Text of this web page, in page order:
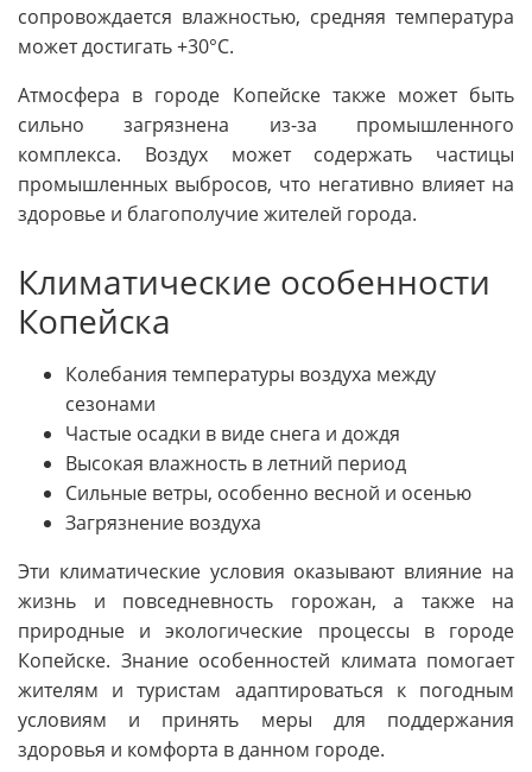
сопровождается влажностью, средняя температура
может достигать +30°C.
Атмосфера в городе Копейске также может быть
сильно загрязнена из-за промышленного
комплекса. Воздух может содержать частицы
промышленных выбросов, что негативно влияет на
здоровье и благополучие жителей города.
Климатические особенности
Копейска
Колебания температуры воздуха между
сезонами
Частые осадки в виде снега и дождя
Высокая влажность в летний период
Сильные ветры, особенно весной и осенью
Загрязнение воздуха
Эти климатические условия оказывают влияние на
жизнь и повседневность горожан, а также на
природные и экологические процессы в городе
Копейске. Знание особенностей климата помогает
жителям и туристам адаптироваться к погодным
условиям и принять меры для поддержания
здоровья и комфорта в данном городе.